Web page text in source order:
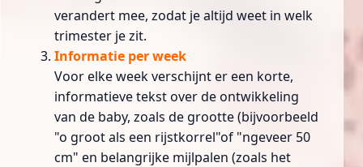
verandert mee, zodat je altijd weet in welk
trimester je zit.
Informatie per week
Voor elke week verschijnt er een korte,
informatieve tekst over de ontwikkeling
van de baby, zoals de grootte (bijvoorbeeld
"o groot als een rijstkorrel"of "ngeveer 50
cm" en belangrijke mijlpalen (zoals het